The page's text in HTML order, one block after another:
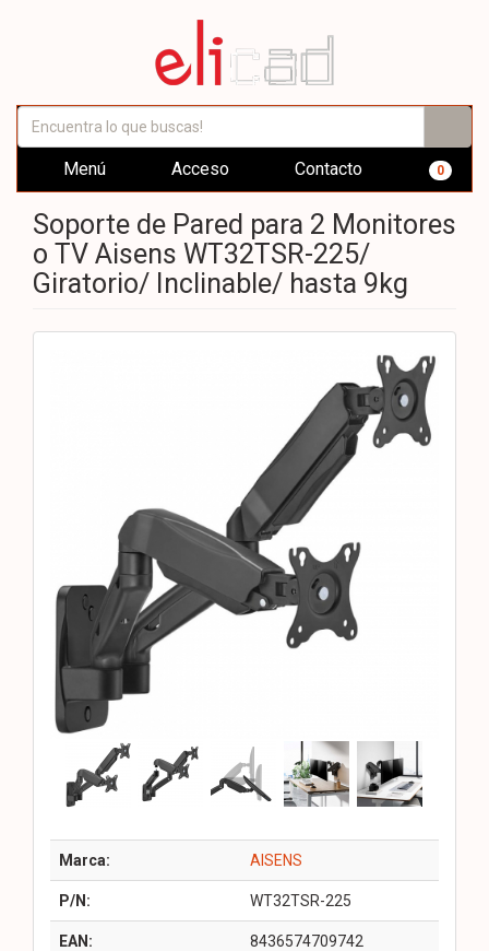
Menú Acceso Contacto 0
Soporte de Pared para 2 Monitores
o TV Aisens WT32TSR-225/
Giratorio/ Inclinable/ hasta 9kg
Marca: AISENS
P/N: WT32TSR-225
EAN: 8436574709742